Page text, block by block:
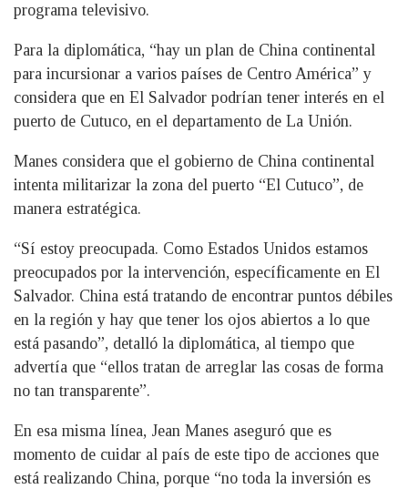
programa televisivo.
Para la diplomática, “hay un plan de China continental
para incursionar a varios países de Centro América” y
considera que en El Salvador podrían tener interés en el
puerto de Cutuco, en el departamento de La Unión.
Manes considera que el gobierno de China continental
intenta militarizar la zona del puerto “El Cutuco”, de
manera estratégica.
“Sí estoy preocupada. Como Estados Unidos estamos
preocupados por la intervención, específicamente en El
Salvador. China está tratando de encontrar puntos débiles
en la región y hay que tener los ojos abiertos a lo que
está pasando”, detalló la diplomática, al tiempo que
advertía que “ellos tratan de arreglar las cosas de forma
no tan transparente”.
En esa misma línea, Jean Manes aseguró que es
momento de cuidar al país de este tipo de acciones que
está realizando China, porque “no toda la inversión es